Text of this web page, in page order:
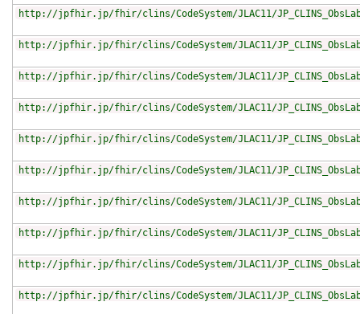
http://jpfhir.jp/fhir/clins/CodeSystem/JLAC11/
http://jpfhir.jp/fhir/clins/CodeSystem/JLAC11/
http://jpfhir.jp/fhir/clins/CodeSystem/JLAC11/
http://jpfhir.jp/fhir/clins/CodeSystem/JLAC11/
http://jpfhir.jp/fhir/clins/CodeSystem/JLAC11/
http://jpfhir.jp/fhir/clins/CodeSystem/JLAC11/
http://jpfhir.jp/fhir/clins/CodeSystem/JLAC11/
http://jpfhir.jp/fhir/clins/CodeSystem/JLAC11/
http://jpfhir.jp/fhir/clins/CodeSystem/JLAC11/
http://jpfhir.jp/fhir/clins/CodeSystem/JLAC11/